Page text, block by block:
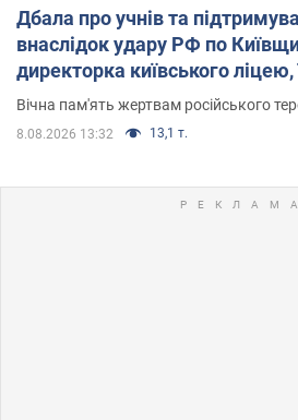
Дбала про учнів та
внаслідок удару РФ по
директорка київського ліцею,
Вічна пам'ять жертвам російського
8.08.2026 13:32 13,1 т.